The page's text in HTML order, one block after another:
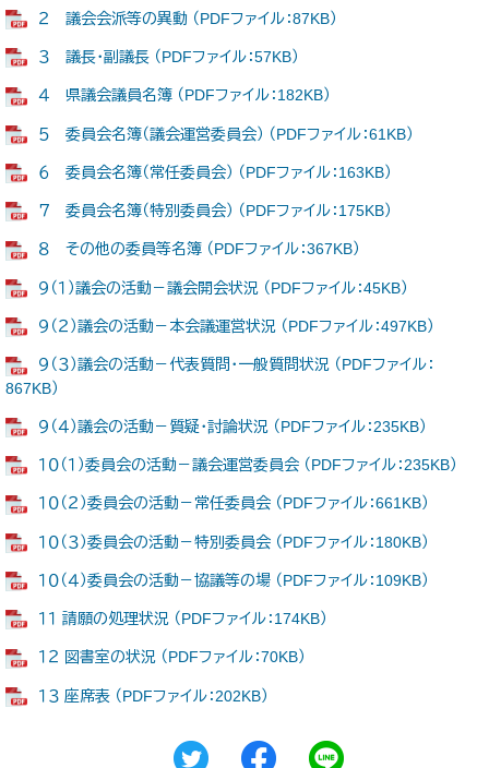
２ 議会会派等の異動 （PDFファイル：87KB）
３ 議長・副議長 （PDFファイル：57KB）
４ 県議会議員名簿 （PDFファイル：182KB）
５ 委員会名簿（議会運営委員会） （PDFファイル：61KB）
６ 委員会名簿（常任委員会） （PDFファイル：163KB）
７ 委員会名簿（特別委員会） （PDFファイル：175KB）
８ その他の委員等名簿 （PDFファイル：367KB）
９（１）議会の活動－議会開会状況 （PDFファイル：45KB）
９（２）議会の活動－本会議運営状況 （PDFファイル：497KB）
９（３）議会の活動－代表質問・一般質問状況 （PDFファイル：
867KB）
９（４）議会の活動－質疑・討論状況 （PDFファイル：235KB）
１０（１）委員会の活動－議会運営委員会 （PDFファイル：235KB）
１０（２）委員会の活動－常任委員会 （PDFファイル：661KB）
１０（３）委員会の活動－特別委員会 （PDFファイル：180KB）
１０（４）委員会の活動－協議等の場 （PDFファイル：109KB）
１１ 請願の処理状況 （PDFファイル：174KB）
１２ 図書室の状況 （PDFファイル：70KB）
１３ 座席表 （PDFファイル：202KB）